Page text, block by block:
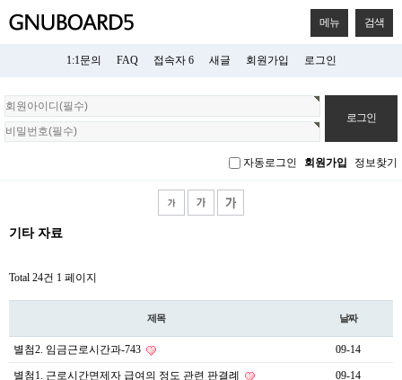
메뉴 검색
1:1문의 FAQ 접속자 6 새글 회원가입 로그인
회
원
로
자동로그인 회원가입 정보찾기
기타 자료
Total 24건 1 페이지
제목 날짜
별첨2. 임금근로시간과-743 09-14
별첨1. 근로시간면제자 급여의 정도 관련 판결례 09-14